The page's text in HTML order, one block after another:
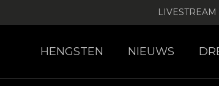
LIVESTREAM
HENGSTEN NIEUWS